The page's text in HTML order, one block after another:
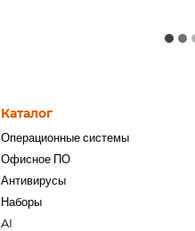
Каталог
Операционные системы
Офисное ПО
Антивирусы
Наборы
AI